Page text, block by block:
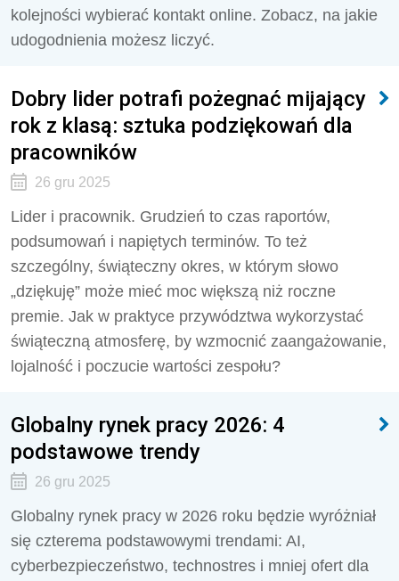
kolejności wybierać kontakt online. Zobacz, na jakie
udogodnienia możesz liczyć.
Dobry lider potrafi pożegnać mijający
rok z klasą: sztuka podziękowań dla
pracowników
26 gru 2025
Lider i pracownik. Grudzień to czas raportów,
podsumowań i napiętych terminów. To też
szczególny, świąteczny okres, w którym słowo
„dziękuję” może mieć moc większą niż roczne
premie. Jak w praktyce przywództwa wykorzystać
świąteczną atmosferę, by wzmocnić zaangażowanie,
lojalność i poczucie wartości zespołu?
Globalny rynek pracy 2026: 4
podstawowe trendy
26 gru 2025
Globalny rynek pracy w 2026 roku będzie wyróżniał
się czterema podstawowymi trendami: AI,
cyberbezpieczeństwo, technostres i mniej ofert dla